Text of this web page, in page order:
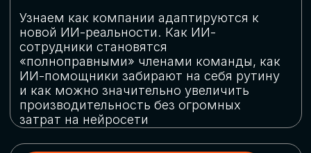
огромную статью затрат
ОБЛАЧНЫЕ ТЕХНОЛОГИИ
Подискутируем, какие облачные решения
существуют на рынке и почему
использование мультиоблачных моделей
не только снижает затраты, но и
«пересборки» бизнес-моделей